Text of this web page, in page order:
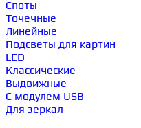
Споты
Точечные
Линейные
Подсветы для картин
LED
Классические
Выдвижные
С модулем USB
Для зеркал